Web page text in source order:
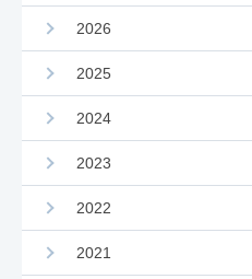
2026
2025
2024
2023
2022
2021